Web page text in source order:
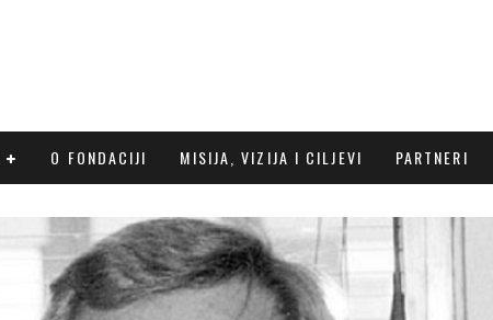
O FONDACIJI MISIJA, VIZIJA I CILJEVI PARTNERI